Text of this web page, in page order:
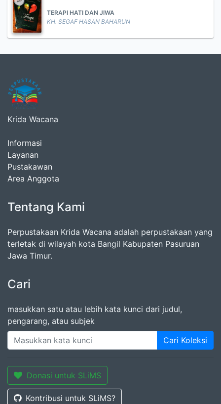
TERAPI HATI DAN JIWA
KH. SEGAF HASAN BAHARUN
Krida Wacana
Informasi
Layanan
Pustakawan
Area Anggota
Tentang Kami
Perpustakaan Krida Wacana adalah perpustakaan yang
terletak di wilayah kota Bangil Kabupaten Pasuruan
Jawa Timur.
Cari
masukkan satu atau lebih kata kunci dari judul,
pengarang, atau subjek
Cari Koleksi
Donasi untuk SLiMS
Kontribusi untuk SLiMS?